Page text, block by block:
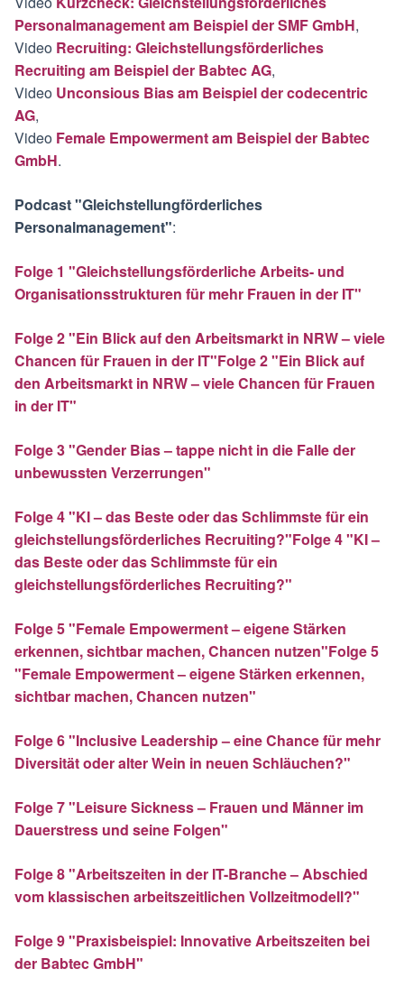
Personalmanagement am Beispiel der SMF GmbH,
Video Recruiting: Gleichstellungsförderliches
Recruiting am Beispiel der Babtec AG,
Video Unconsious Bias am Beispiel der codecentric
AG,
Video Female Empowerment am Beispiel der Babtec
GmbH.
Podcast "Gleichstellungförderliches
Personalmanagement":
Folge 1 "Gleichstellungsförderliche Arbeits- und
Organisationsstrukturen für mehr Frauen in der IT"
Folge 2 "Ein Blick auf den Arbeitsmarkt in NRW – viele
Chancen für Frauen in der IT"Folge 2 "Ein Blick auf
den Arbeitsmarkt in NRW – viele Chancen für Frauen
in der IT"
Folge 3 "Gender Bias – tappe nicht in die Falle der
unbewussten Verzerrungen"
Folge 4 "KI – das Beste oder das Schlimmste für ein
gleichstellungsförderliches Recruiting?"Folge 4 "KI –
das Beste oder das Schlimmste für ein
gleichstellungsförderliches Recruiting?"
Folge 5 "Female Empowerment – eigene Stärken
erkennen, sichtbar machen, Chancen nutzen"Folge 5
"Female Empowerment – eigene Stärken erkennen,
sichtbar machen, Chancen nutzen"
Folge 6 "Inclusive Leadership – eine Chance für mehr
Diversität oder alter Wein in neuen Schläuchen?"
Folge 7 "Leisure Sickness – Frauen und Männer im
Dauerstress und seine Folgen"
Folge 8 "Arbeitszeiten in der IT-Branche – Abschied
vom klassischen arbeitszeitlichen Vollzeitmodell?"
Folge 9 "Praxisbeispiel: Innovative Arbeitszeiten bei
der Babtec GmbH"